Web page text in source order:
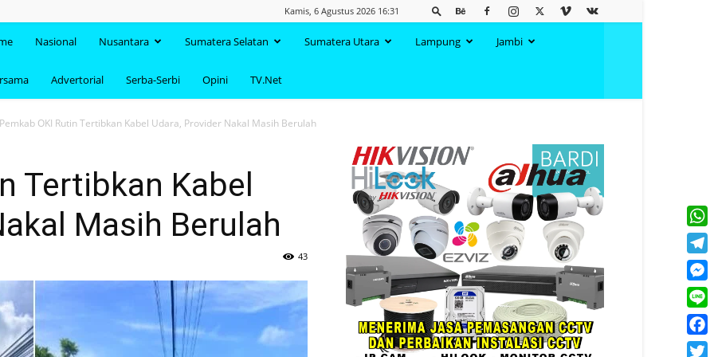
Kamis, 6 Agustus 2026 16:31
Nasional Nusantara Sumatera Selatan Sumatera Utara Lampung Jambi
Advertorial Serba-Serbi Opini TV.Net
Pemkab OKI Rutin Tertibkan Kabel Udara, Provider Nakal Masih Berulah
Tertibkan Kabel
Masih Berulah
43
Line